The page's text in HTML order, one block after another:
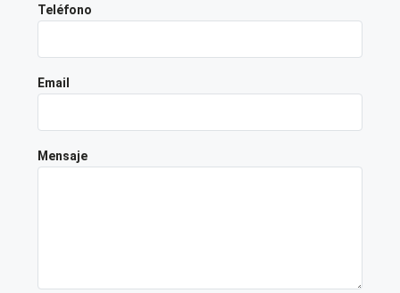
Teléfono
Email
Mensaje